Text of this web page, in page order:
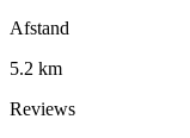
Afstand
5.2 km
Reviews